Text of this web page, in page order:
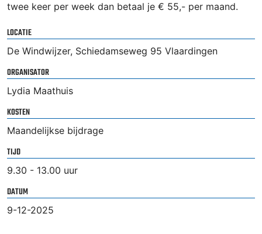
twee keer per week dan betaal je € 55,- per maand.
LOCATIE
De Windwijzer, Schiedamseweg 95 Vlaardingen
ORGANISATOR
Lydia Maathuis
KOSTEN
Maandelijkse bijdrage
TIJD
9.30 - 13.00 uur
DATUM
9-12-2025